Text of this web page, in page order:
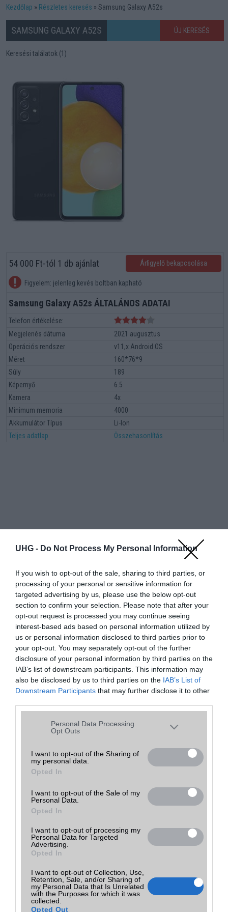
UHG - Do Not Process My Personal Information
If you wish to opt-out of the sale, sharing to third parties, or
processing of your personal or sensitive information for
targeted advertising by us, please use the below opt-out
section to confirm your selection. Please note that after your
opt-out request is processed you may continue seeing
interest-based ads based on personal information utilized by
us or personal information disclosed to third parties prior to
your opt-out. You may separately opt-out of the further
disclosure of your personal information by third parties on the
IAB’s list of downstream participants. This information may
also be disclosed by us to third parties on the IAB’s List of
Downstream Participants that may further disclose it to other
services and may gather and store information including but
grant or deny consent to Google and its third-party tags to
use your data for below specified purposes in below Google
consent section.
Personal Data Processing
Opt Outs
I want to opt-out of the Sharing of
my personal data.
Opted In
I want to opt-out of the Sale of my
Personal Data.
Opted In
I want to opt-out of processing my
Personal Data for Targeted
Advertising.
Opted In
I want to opt-out of Collection, Use,
Retention, Sale, and/or Sharing of
my Personal Data that Is Unrelated
with the Purposes for which it was
collected.
Opted Out
Kezdőlap Részletes keresés Samsung Galaxy A52s
SAMSUNG GALAXY A52S ÚJ KERESÉS
Keresési találatok (1)
54 000 Ft-tól 1 db ajánlat Árfigyelő bekapcsolása
Figyelem: jelenleg kevés boltban kapható
Samsung Galaxy A52s ÁLTALÁNOS ADATAI
Telefon értékelése:
Megjelenés dátuma
2021 augusztus
Operációs rendszer
v11,x Android OS
Méret
160*76*9
Súly
189
Képernyő
6.5
Kamera
4x
Minimum memoria
4000
Akkumulátor Típus
Li-Ion
Teljes adatlap
Összehasonlítás
Egy oldalon találat
Bolt neve Részletek Állapot Szín Bruttó ár
További ajánlatok
Damjanich GSM részletek használt fekete 54 000 Ft Tovább a bolthoz
Mit tehetsz, ha elfelejtetted a lock screen mintát?
| SamMobile
Sokakban felmerül, hogy vajon mit lehet tenni akkor, ha Samsung
vagy a mintát. Szerencsére van megoldás.
2022.11.04
Ha szeretünk telefonon, utazás vagy éppen várakozás közben
készülékre van szükségünk.
A tíz legjobb okostelefon 5 col alatt